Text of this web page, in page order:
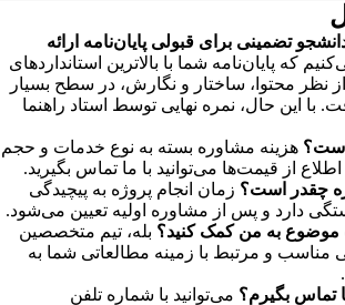
تضمینی برای قبولی پایان‌نامه ارائه
که پایان‌نامه شما با بالاترین استانداردهای
نظر محتوا، ساختار و نگارش، در سطح بسیار
با این حال، نمره نهایی توسط استاد راهنما
هزینه مشاوره بسته به نوع خدمات و حجم
از قیمت‌ها می‌توانید با ما تماس بگیرید.
چقدر است؟ زمان انجام پروژه به پیچیدگی
دارد و پس از مشاوره اولیه تعیین می‌شود.
موضوع به من کمک کنید؟ بله، تیم متخصصین
مناسب و مرتبط با زمینه مطالعاتی شما به
تماس بگیرم؟ می‌توانید با شماره تلفن